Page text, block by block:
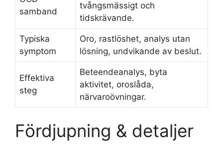
samband
tvångsmässigt och
tidskrävande.
Typiska
symptom
Oro, rastlöshet, analys utan
lösning, undvikande av beslut.
Effektiva
steg
Beteendeanalys, byta
aktivitet, oroslåda,
närvaroövningar.
Fördjupning & detaljer